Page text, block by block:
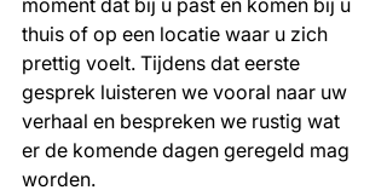
moment dat bij u past en komen bij u
thuis of op een locatie waar u zich
prettig voelt. Tijdens dat eerste
gesprek luisteren we vooral naar uw
verhaal en bespreken we rustig wat
er de komende dagen geregeld mag
worden.